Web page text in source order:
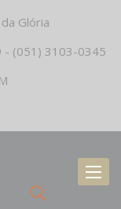
Glória
(051) 3103-0345